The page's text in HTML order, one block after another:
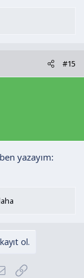
#15
yazayım:
ol.
E-posta